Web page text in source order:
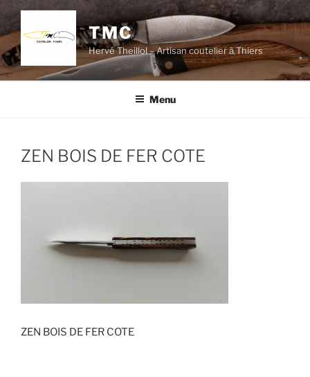
Aller
contenu
principal
TMC
Hervé Theillol – Artisan coutelier à Thiers
Menu
ZEN BOIS DE FER COTE
ZEN BOIS DE FER COTE